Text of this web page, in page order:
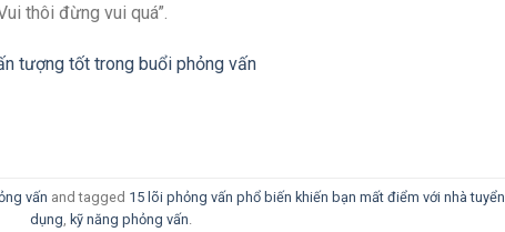
thôi đừng vui quá”.
tượng tốt trong buổi phỏng vấn
vấn and tagged 15 lõi phỏng vấn phổ biến khiến bạn mất điểm với nhà tuyển
dụng kỹ năng phỏng vấn